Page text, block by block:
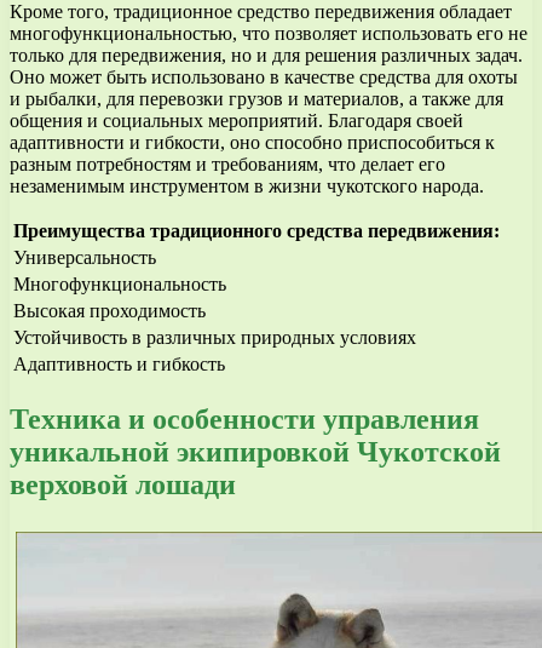
Кроме того, традиционное средство передвижения обладает
многофункциональностью, что позволяет использовать его не
только для передвижения, но и для решения различных задач.
Оно может быть использовано в качестве средства для охоты
и рыбалки, для перевозки грузов и материалов, а также для
общения и социальных мероприятий. Благодаря своей
адаптивности и гибкости, оно способно приспособиться к
разным потребностям и требованиям, что делает его
незаменимым инструментом в жизни чукотского народа.
Преимущества традиционного средства передвижения:
Универсальность
Многофункциональность
Высокая проходимость
Устойчивость в различных природных условиях
Адаптивность и гибкость
Техника и особенности управления
уникальной экипировкой Чукотской
верховой лошади